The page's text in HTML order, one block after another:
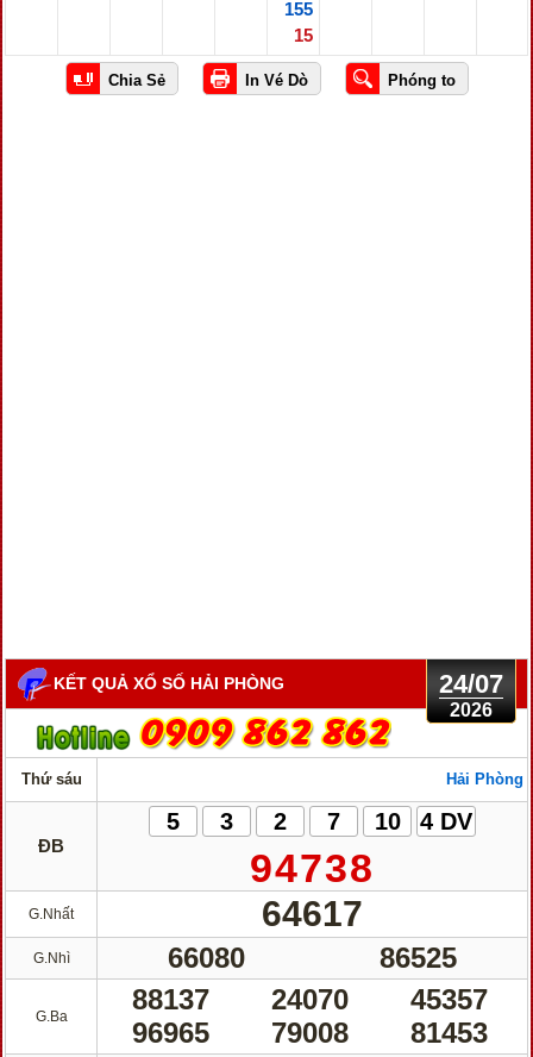
155
15
24/07
2026
KẾT QUẢ XỔ SỐ HẢI PHÒNG
Thứ sáu Hải Phòng
ĐB
5 3 2 7 10 4 DV
94738
G.Nhất 64617
G.Nhì 66080 86525
G.Ba
88137 24070
45357
96965
79008 81453